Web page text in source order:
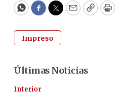
WhatsApp
Facebook
Twitter
EmailCopyPrint
Impreso
Últimas Noticias
Interior